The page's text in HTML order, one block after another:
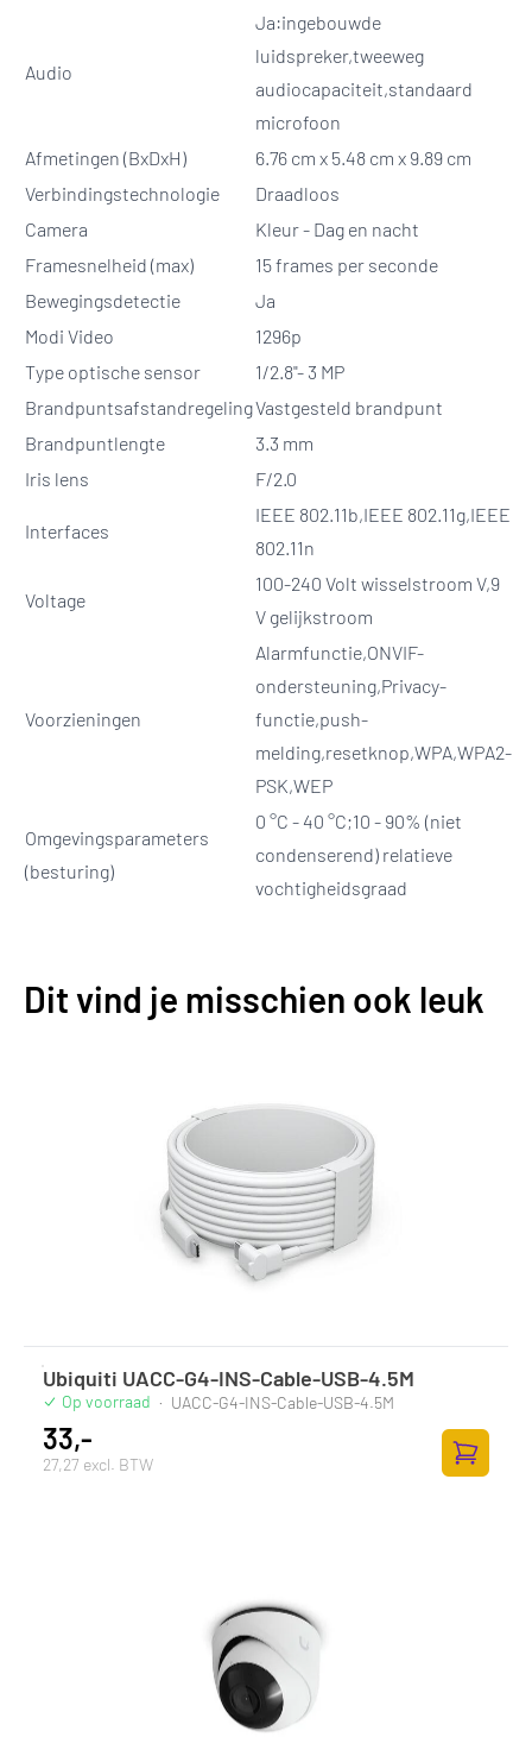
Audio
Ja:ingebouwde
luidspreker,tweeweg
audiocapaciteit,standaard
microfoon
Afmetingen (BxDxH)
6.76 cm x 5.48 cm x 9.89 cm
Verbindingstechnologie
Draadloos
Camera
Kleur - Dag en nacht
Framesnelheid (max)
15 frames per seconde
Bewegingsdetectie
Ja
Modi Video
1296p
Type optische sensor
1/2.8"- 3 MP
BrandpuntsafstandregelingVastgesteld brandpunt
Brandpuntlengte
3.3 mm
Iris lens
F/2.0
Interfaces
IEEE 802.11b,IEEE 802.11g,IEEE
802.11n
Voltage
100-240 Volt wisselstroom V,9
V gelijkstroom
Voorzieningen
Alarmfunctie,ONVIF-
ondersteuning,Privacy-
functie,push-
melding,resetknop,WPA,WPA2-
PSK,WEP
Omgevingsparameters
(besturing)
0 °C - 40 °C;10 - 90% (niet
condenserend) relatieve
vochtigheidsgraad
Dit vind je misschien ook leuk
Ubiquiti UACC-G4-INS-Cable-USB-4.5M
Op voorraad · UACC-G4-INS-Cable-USB-4.5M
33,-
27,27 excl. BTW